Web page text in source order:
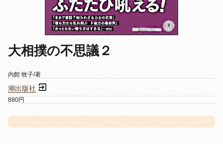
大相撲の不思議２
内館 牧子/著
潮出版社
880円